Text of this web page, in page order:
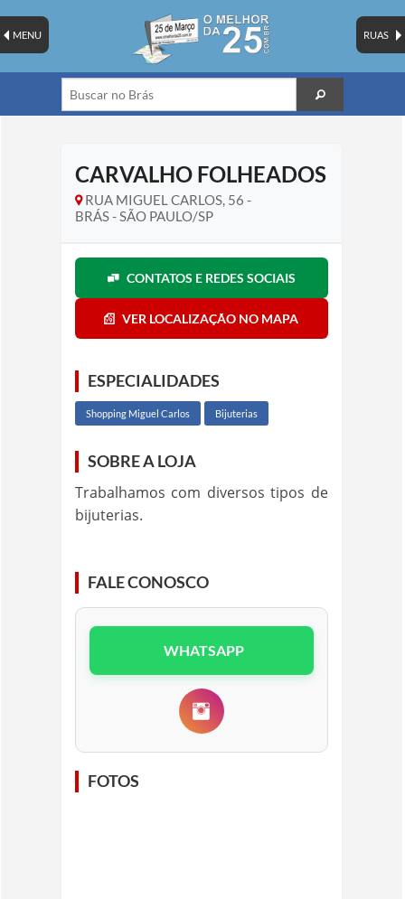
RUAS
MENU
CARVALHO FOLHEADOS
RUA MIGUEL CARLOS, 56 -
BRÁS - SÃO PAULO/SP
CONTATOS E REDES SOCIAIS
VER LOCALIZAÇÃO NO MAPA
ESPECIALIDADES
Shopping Miguel Carlos Bijuterias
SOBRE A LOJA
Trabalhamos com diversos tipos de
bijuterias.
FALE CONOSCO
WHATSAPP
FOTOS